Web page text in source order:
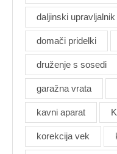
daljinski
domači pridelki
druženje s sosedi
garažna vrata
kavni aparat
korekcija vek